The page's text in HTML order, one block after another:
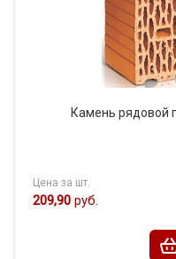
Камень рядовой
Цена за шт.
209,90 руб.